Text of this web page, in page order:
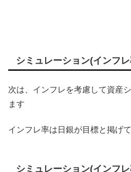
シミュレーション(インフ
次は、インフレを考慮して資産
ます
インフレ率は日銀が目標と掲げ
シミュレーション(インフ